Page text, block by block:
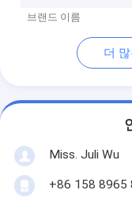
브랜드 이름
더
Miss. Juli Wu
+86 158 8965